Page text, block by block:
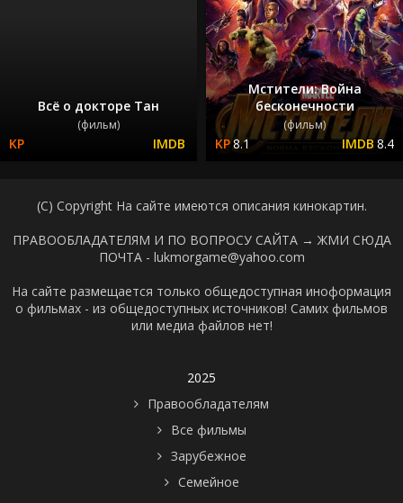
Всё о докторе Тан
(фильм)
Мстители: Война
бесконечности
(фильм)
8.1 8.4
(C) Copyright На сайте имеются описания кинокартин.
ПРАВООБЛАДАТЕЛЯМ И ПО ВОПРОСУ САЙТА → ЖМИ СЮДА
ПОЧТА - lukmorgame@yahoo.com
На сайте размещается только общедоступная иноформация
о фильмах - из общедоступных источников! Самих фильмов
или медиа файлов нет!
2025
Правообладателям
Все фильмы
Зарубежное
Семейное